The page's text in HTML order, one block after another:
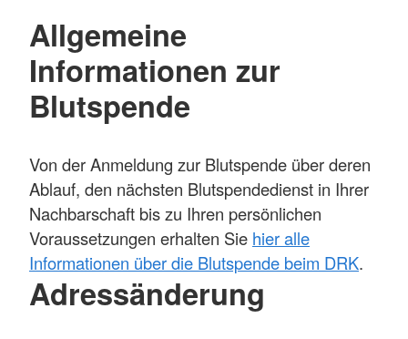
Allgemeine
Informationen zur
Blutspende
Von der Anmeldung zur Blutspende über deren
Ablauf, den nächsten Blutspendedienst in Ihrer
Nachbarschaft bis zu Ihren persönlichen
Voraussetzungen erhalten Sie hier alle
Informationen über die Blutspende beim DRK.
Adressänderung